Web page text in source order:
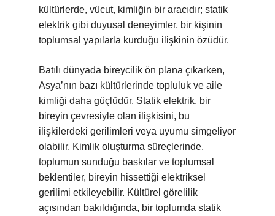
kültürlerde, vücut, kimliğin bir aracıdır; statik
elektrik gibi duyusal deneyimler, bir kişinin
toplumsal yapılarla kurduğu ilişkinin özüdür.
Batılı dünyada bireycilik ön plana çıkarken,
Asya’nın bazı kültürlerinde topluluk ve aile
kimliği daha güçlüdür. Statik elektrik, bir
bireyin çevresiyle olan ilişkisini, bu
ilişkilerdeki gerilimleri veya uyumu simgeliyor
olabilir. Kimlik oluşturma süreçlerinde,
toplumun sunduğu baskılar ve toplumsal
beklentiler, bireyin hissettiği elektriksel
gerilimi etkileyebilir. Kültürel görelilik
açısından bakıldığında, bir toplumda statik